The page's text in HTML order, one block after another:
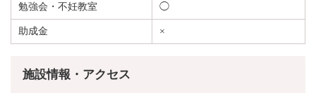
勉強会・不妊教室 ◯
助成金 ×
施設情報・アクセス